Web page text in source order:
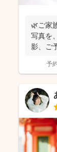
🌿ご家
写真を
影、ご
予